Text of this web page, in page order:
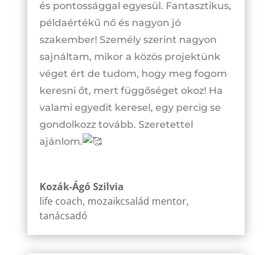
és pontossággal egyesül. Fantasztikus,
példaértékű nő és nagyon jó
szakember! Személy szerint nagyon
sajnáltam, mikor a közös projektünk
véget ért de tudom, hogy meg fogom
keresni őt, mert függőséget okoz! Ha
valami egyedit keresel, egy percig se
gondolkozz tovább. Szeretettel
ajánlom.
Kozák-Ágó Szilvia
life coach, mozaikcsalád mentor,
tanácsadó